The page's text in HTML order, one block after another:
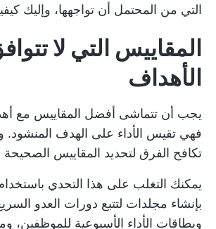
التي من المحتمل أن تواجهها، وإليك
المقاييس التي لا
الأهداف
يجب أن تتماشى أفضل المقاييس مع
فهي تقيس الأداء على الهدف المنشود.
تكافح الفرق لتحديد المقاييس الصحيحة
وبطاقات الأداء الأسبوعية للموظفين،